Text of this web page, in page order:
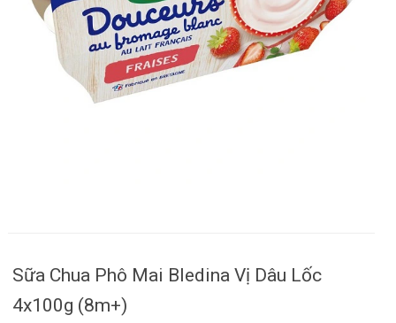
Sữa Chua Phô Mai Bledina Vị Dâu Lốc
4x100g (8m+)